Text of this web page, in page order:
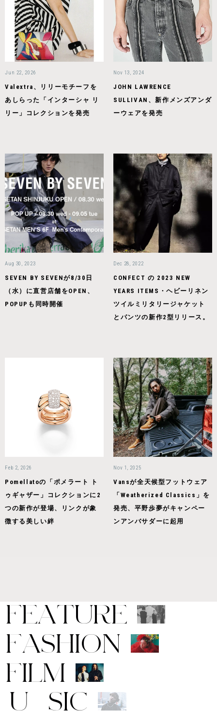
Jun 22, 2026
Valextra、リリーモチーフを
あしらった「インターシャ リ
リー」コレクションを発売
Nov 13, 2024
JOHN LAWRENCE
SULLIVAN、新作メンズアンダ
ーウェアを発売
Aug 30, 2023
SEVEN BY SEVENが8/30日
（水）に直営店舗をOPEN、
POPUPも同時開催
Dec 28, 2022
CONFECT の 2023 NEW
YEARS ITEMS・ヘビーリネン
ツイルミリタリージャケット
とパンツの新作2型リリース。
Feb 2, 2026
Pomellatoの「ポメラート ト
ゥギャザー」コレクションに2
つの新作が登場、リンクが象
徴する美しい絆
Nov 1, 2025
Vansが全天候型フットウェア
「Weatherized Classics」を
発売、平野歩夢がキャンペー
ンアンバサダーに起用
FEATURE
FASHION
FILM
M
SIC